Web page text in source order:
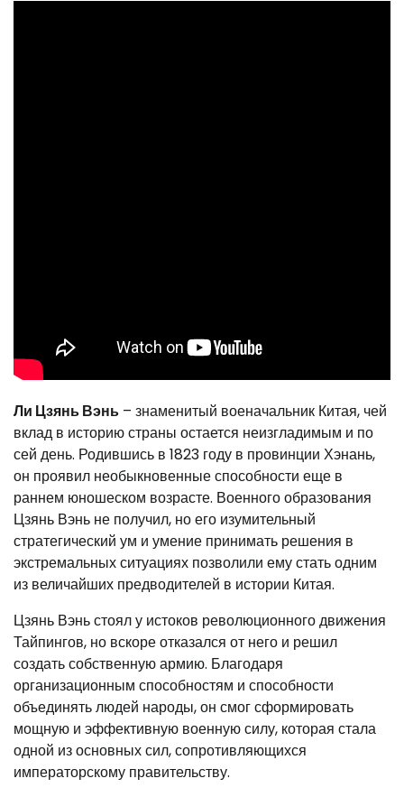
Ли Цзянь Вэнь – знаменитый военачальник Китая, чей
вклад в историю страны остается неизгладимым и по
сей день. Родившись в 1823 году в провинции Хэнань,
он проявил необыкновенные способности еще в
раннем юношеском возрасте. Военного образования
Цзянь Вэнь не получил, но его изумительный
стратегический ум и умение принимать решения в
экстремальных ситуациях позволили ему стать одним
из величайших предводителей в истории Китая.
Цзянь Вэнь стоял у истоков революционного движения
Тайпингов, но вскоре отказался от него и решил
создать собственную армию. Благодаря
организационным способностям и способности
объединять людей народы, он смог сформировать
мощную и эффективную военную силу, которая стала
одной из основных сил, сопротивляющихся
императорскому правительству.